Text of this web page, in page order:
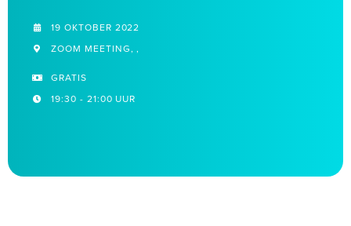
19 OKTOBER 2022
ZOOM MEETING, ,
GRATIS
19:30 - 21:00 UUR